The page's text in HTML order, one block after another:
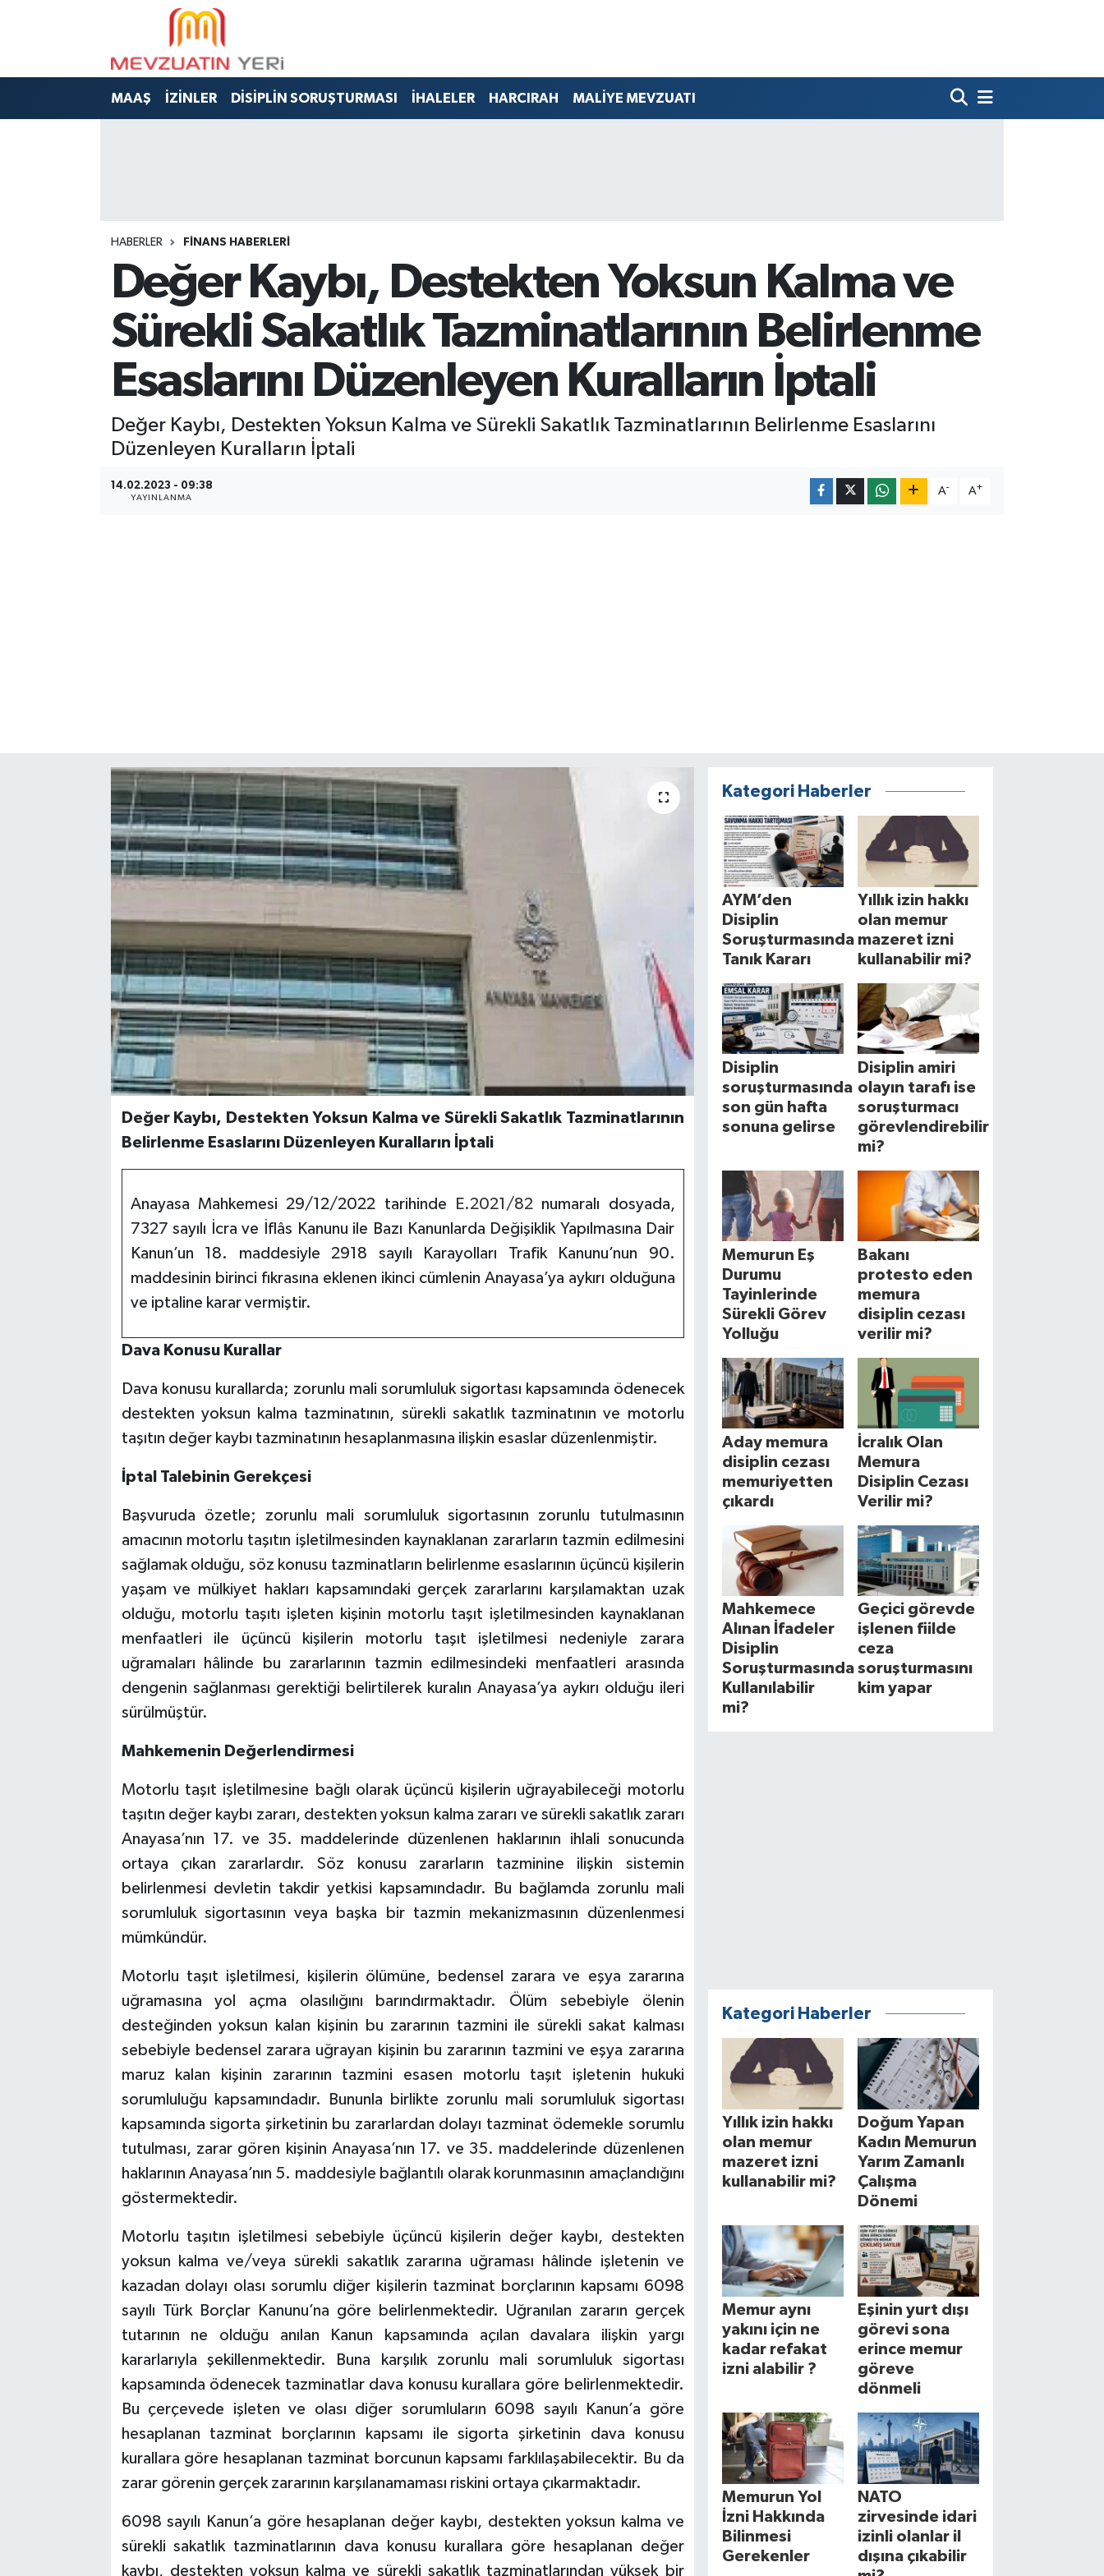
MAAŞ İZİNLER DİSİPLİN SORUŞTURMASI İHALELER HARCIRAH MALİYE MEVZUATI
HABERLER FİNANS HABERLERİ
Değer Kaybı, Destekten Yoksun Kalma ve
Sürekli Sakatlık Tazminatlarının Belirlenme
Esaslarını Düzenleyen Kuralların İptali
Değer Kaybı, Destekten Yoksun Kalma ve Sürekli Sakatlık Tazminatlarının Belirlenme Esaslarını
Düzenleyen Kuralların İptali
14.02.2023 - 09:38
YAYINLANMA
A- A+
Değer Kaybı, Destekten Yoksun Kalma ve Sürekli Sakatlık Tazminatlarının
Belirlenme Esaslarını Düzenleyen Kuralların İptali
Anayasa Mahkemesi 29/12/2022 tarihinde E.2021/82numaralı dosyada,
7327 sayılı İcra ve İflâs Kanunu ile Bazı Kanunlarda Değişiklik Yapılmasına Dair
Kanun’un 18. maddesiyle 2918 sayılı Karayolları Trafik Kanunu’nun 90.
maddesinin birinci fıkrasına eklenen ikinci cümlenin Anayasa’ya aykırı olduğuna
ve iptaline karar vermiştir.
Dava Konusu Kurallar
Dava konusu kurallarda; zorunlu mali sorumluluk sigortası kapsamında ödenecek
destekten yoksun kalma tazminatının, sürekli sakatlık tazminatının ve motorlu
taşıtın değer kaybı tazminatının hesaplanmasına ilişkin esaslar düzenlenmiştir.
İptal Talebinin Gerekçesi
Başvuruda özetle; zorunlu mali sorumluluk sigortasının zorunlu tutulmasının
amacının motorlu taşıtın işletilmesinden kaynaklanan zararların tazmin edilmesini
sağlamak olduğu, söz konusu tazminatların belirlenme esaslarının üçüncü kişilerin
yaşam ve mülkiyet hakları kapsamındaki gerçek zararlarını karşılamaktan uzak
olduğu, motorlu taşıtı işleten kişinin motorlu taşıt işletilmesinden kaynaklanan
menfaatleri ile üçüncü kişilerin motorlu taşıt işletilmesi nedeniyle zarara
uğramaları hâlinde bu zararlarının tazmin edilmesindeki menfaatleri arasında
dengenin sağlanması gerektiği belirtilerek kuralın Anayasa’ya aykırı olduğu ileri
sürülmüştür.
Mahkemenin Değerlendirmesi
Motorlu taşıt işletilmesine bağlı olarak üçüncü kişilerin uğrayabileceği motorlu
taşıtın değer kaybı zararı, destekten yoksun kalma zararı ve sürekli sakatlık zararı
Anayasa’nın 17. ve 35. maddelerinde düzenlenen haklarının ihlali sonucunda
ortaya çıkan zararlardır. Söz konusu zararların tazminine ilişkin sistemin
belirlenmesi devletin takdir yetkisi kapsamındadır. Bu bağlamda zorunlu mali
sorumluluk sigortasının veya başka bir tazmin mekanizmasının düzenlenmesi
mümkündür.
Motorlu taşıt işletilmesi, kişilerin ölümüne, bedensel zarara ve eşya zararına
uğramasına yol açma olasılığını barındırmaktadır. Ölüm sebebiyle ölenin
desteğinden yoksun kalan kişinin bu zararının tazmini ile sürekli sakat kalması
sebebiyle bedensel zarara uğrayan kişinin bu zararının tazmini ve eşya zararına
maruz kalan kişinin zararının tazmini esasen motorlu taşıt işletenin hukuki
sorumluluğu kapsamındadır. Bununla birlikte zorunlu mali sorumluluk sigortası
kapsamında sigorta şirketinin bu zararlardan dolayı tazminat ödemekle sorumlu
tutulması, zarar gören kişinin Anayasa’nın 17. ve 35. maddelerinde düzenlenen
haklarının Anayasa’nın 5. maddesiyle bağlantılı olarak korunmasının amaçlandığını
göstermektedir.
Motorlu taşıtın işletilmesi sebebiyle üçüncü kişilerin değer kaybı, destekten
yoksun kalma ve/veya sürekli sakatlık zararına uğraması hâlinde işletenin ve
kazadan dolayı olası sorumlu diğer kişilerin tazminat borçlarının kapsamı 6098
sayılı Türk Borçlar Kanunu’na göre belirlenmektedir. Uğranılan zararın gerçek
tutarının ne olduğu anılan Kanun kapsamında açılan davalara ilişkin yargı
kararlarıyla şekillenmektedir. Buna karşılık zorunlu mali sorumluluk sigortası
kapsamında ödenecek tazminatlar dava konusu kurallara göre belirlenmektedir.
Bu çerçevede işleten ve olası diğer sorumluların 6098 sayılı Kanun’a göre
hesaplanan tazminat borçlarının kapsamı ile sigorta şirketinin dava konusu
kurallara göre hesaplanan tazminat borcunun kapsamı farklılaşabilecektir. Bu da
zarar görenin gerçek zararının karşılanamaması riskini ortaya çıkarmaktadır.
6098 sayılı Kanun’a göre hesaplanan değer kaybı, destekten yoksun kalma ve
sürekli sakatlık tazminatlarının dava konusu kurallara göre hesaplanan değer
kaybı, destekten yoksun kalma ve sürekli sakatlık tazminatlarından yüksek bir
Kategori Haberler
AYM’den
Disiplin
Soruşturmasında
Tanık Kararı
Yıllık izin hakkı
olan memur
mazeret izni
kullanabilir mi?
Disiplin
soruşturmasında
son gün hafta
sonuna gelirse
Disiplin amiri
olayın tarafı ise
soruşturmacı
görevlendirebilir
mi?
Memurun Eş
Durumu
Tayinlerinde
Sürekli Görev
Yolluğu
Bakanı
protesto eden
memura
disiplin cezası
verilir mi?
Aday memura
disiplin cezası
memuriyetten
çıkardı
İcralık Olan
Memura
Disiplin Cezası
Verilir mi?
Mahkemece
Alınan İfadeler
Disiplin
Soruşturmasında
Kullanılabilir
mi?
Geçici görevde
işlenen fiilde
ceza
soruşturmasını
kim yapar
Kategori Haberler
Yıllık izin hakkı
olan memur
mazeret izni
kullanabilir mi?
Doğum Yapan
Kadın Memurun
Yarım Zamanlı
Çalışma
Dönemi
Memur aynı
yakını için ne
kadar refakat
izni alabilir ?
Eşinin yurt dışı
görevi sona
erince memur
göreve
dönmeli
Memurun Yol
İzni Hakkında
Bilinmesi
Gerekenler
NATO
zirvesinde idari
izinli olanlar il
dışına çıkabilir